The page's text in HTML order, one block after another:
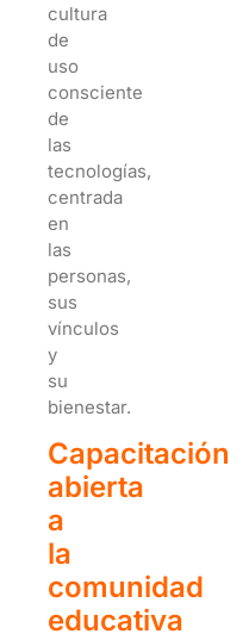
cultura
de
uso
consciente
de
las
tecnologías,
centrada
en
las
personas,
sus
vínculos
y
su
bienestar.
Capacitación
abierta
a
la
comunidad
educativa